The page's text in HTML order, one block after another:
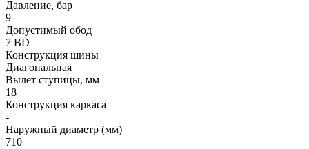
Давление, бар
9
Допустимый обод
7 BD
Конструкция шины
Диагональная
Вылет ступицы, мм
18
Конструкция каркаса
-
Наружный диаметр (мм)
710